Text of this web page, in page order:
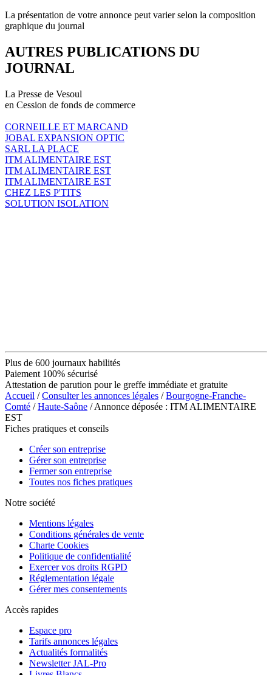
La présentation de votre annonce peut varier selon la composition
graphique du journal
AUTRES PUBLICATIONS DU
JOURNAL
La Presse de Vesoul
en Cession de fonds de commerce
CORNEILLE ET MARCAND
JOBAL EXPANSION OPTIC
SARL LA PLACE
ITM ALIMENTAIRE EST
ITM ALIMENTAIRE EST
ITM ALIMENTAIRE EST
CHEZ LES P'TITS
SOLUTION ISOLATION
Plus de 600 journaux habilités
Paiement 100% sécurisé
Attestation de parution pour le greffe immédiate et gratuite
Accueil /Consulter les annonces légales /Bourgogne-Franche-
Comté /Haute-Saône / Annonce déposée : ITM ALIMENTAIRE
EST
Fiches pratiques et conseils
Créer son entreprise
Gérer son entreprise
Fermer son entreprise
Toutes nos fiches pratiques
Notre société
Mentions légales
Conditions générales de vente
Charte Cookies
Politique de confidentialité
Exercer vos droits RGPD
Réglementation légale
Gérer mes consentements
Accès rapides
Espace pro
Tarifs annonces légales
Actualités formalités
Newsletter JAL-Pro